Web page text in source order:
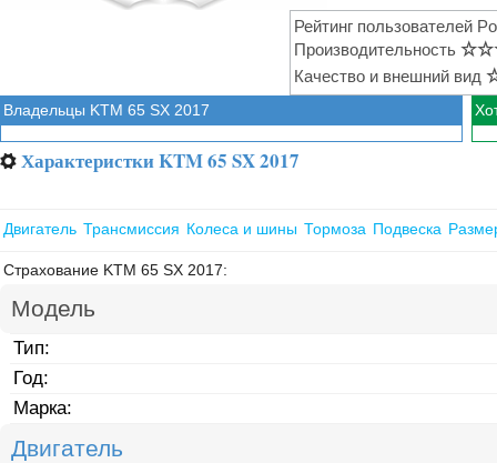
Рейтинг пользователей
Производительность ☆☆
Качество и внешний вид
Владельцы KTM 65 SX 2017
⚙ Характеристки KTM 65 SX 2017
Двигатель Трансмиссия Колеса и шины Тормоза Подвеска
Страхование KTM 65 SX 2017:
Модель
Тип:
Год:
Марка:
Двигатель